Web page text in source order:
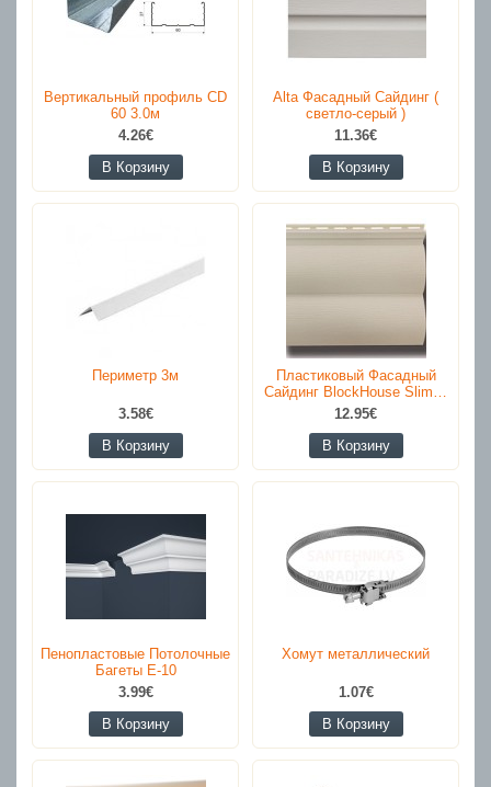
Вертикальный профиль CD
60 3.0м
4.26€
В Корзину
Alta Фасадный Сайдинг (
светло-серый )
11.36€
В Корзину
Периметр 3м
3.58€
В Корзину
Пластиковый Фасадный
Сайдинг BlockHouse Slim…
12.95€
В Корзину
Пенопластовые Потолочные
Багеты E-10
3.99€
В Корзину
Хомут металлический
1.07€
В Корзину